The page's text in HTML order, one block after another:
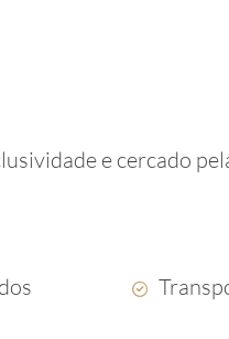
e cercado